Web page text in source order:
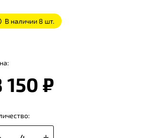
В наличии 8 шт.
150 ₽